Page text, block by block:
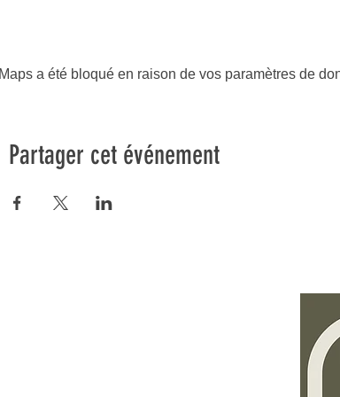
a été bloqué en raison de vos paramètres de
Partager cet événement